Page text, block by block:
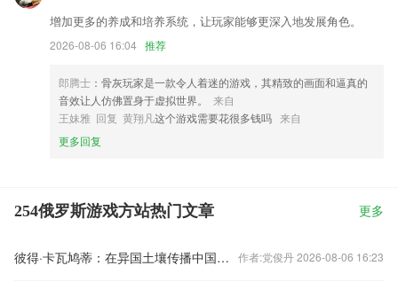
增加更多的养成和培养系统，让玩家能够更深入地发展角色。
2026-08-06 16:04 推荐
郎腾士 ：骨灰玩家是一款令人着迷的游戏，其精致的画面和逼真的
音效让人仿佛置身于虚拟世界。
来自
王妹雅 回复 黄翔凡这个游戏需要花很多钱吗 来自
更多回复
254俄罗斯游戏方站热门文章 更多
彼得·卡瓦鸠蒂：在异国土壤传播中国艺术精神 作者:党俊丹 2026-08-06 16:23